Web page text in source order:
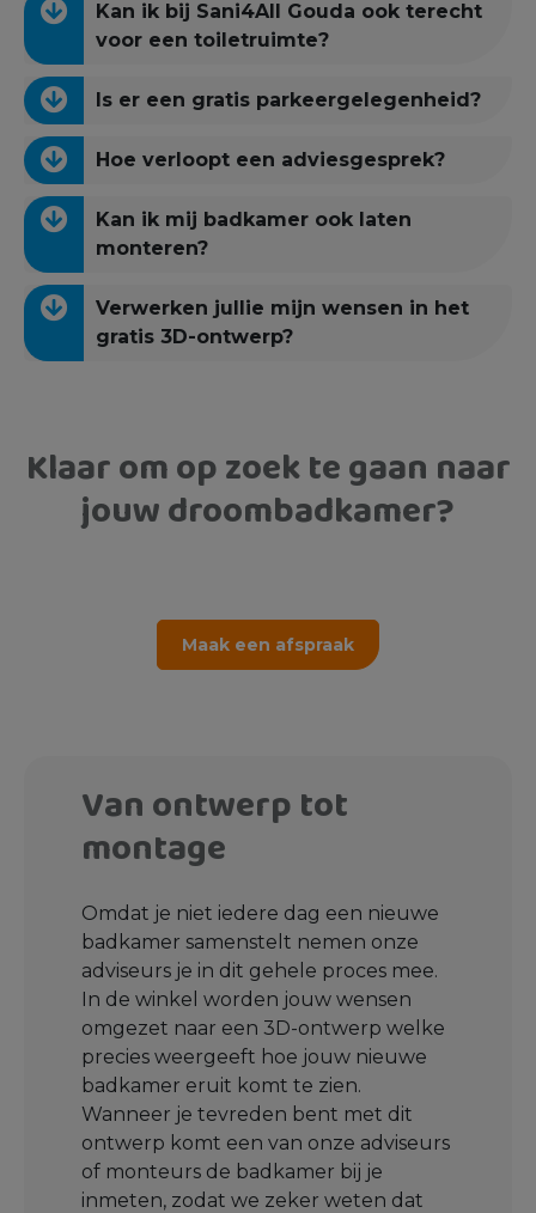
Kan ik bij Sani4All Gouda ook terecht
voor een toiletruimte?
Is er een gratis parkeergelegenheid?
Hoe verloopt een adviesgesprek?
Kan ik mij badkamer ook laten
monteren?
Verwerken jullie mijn wensen in het
gratis 3D-ontwerp?
Klaar om op zoek te gaan naar
jouw droombadkamer?
Maak een afspraak
Van ontwerp tot
montage
Omdat je niet iedere dag een nieuwe
badkamer samenstelt nemen onze
adviseurs je in dit gehele proces mee.
In de winkel worden jouw wensen
omgezet naar een 3D-ontwerp welke
precies weergeeft hoe jouw nieuwe
badkamer eruit komt te zien.
Wanneer je tevreden bent met dit
ontwerp komt een van onze adviseurs
of monteurs de badkamer bij je
inmeten, zodat we zeker weten dat